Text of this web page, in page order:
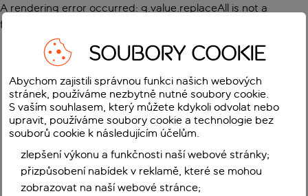
A rendering error occurred: g.value.replaceAll is not a
function
SOUBORY COOKIE
Abychom zajistili správnou funkci našich webových
stránek, používáme nezbytně nutné soubory cookie.
S vaším souhlasem, který můžete kdykoli odvolat nebo
upravit, používáme soubory cookie a technologie bez
souborů cookie k následujícím účelům.
zlepšení výkonu a funkčnosti naší webové stránky;
přizpůsobení nabídek v reklamě, které se mohou
zobrazovat na naší webové stránce;